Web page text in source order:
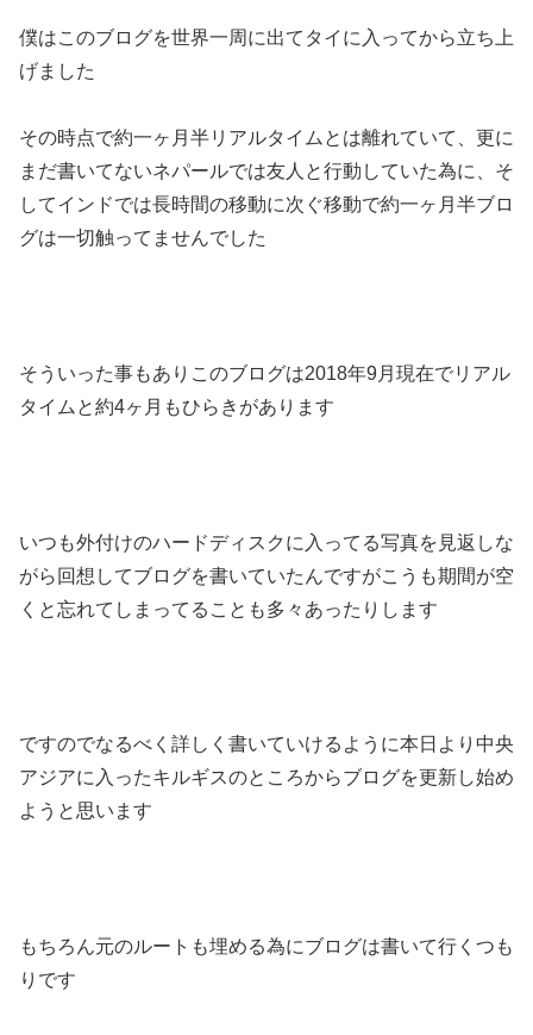
僕はこのブログを世界一周に出てタイに入ってから立ち上
げました
その時点で約一ヶ月半リアルタイムとは離れていて、更に
まだ書いてないネパールでは友人と行動していた為に、そ
してインドでは長時間の移動に次ぐ移動で約一ヶ月半ブロ
グは一切触ってませんでした
そういった事もありこのブログは2018年9月現在でリアル
タイムと約4ヶ月もひらきがあります
いつも外付けのハードディスクに入ってる写真を見返しな
がら回想してブログを書いていたんですがこうも期間が空
くと忘れてしまってることも多々あったりします
ですのでなるべく詳しく書いていけるように本日より中央
アジアに入ったキルギスのところからブログを更新し始め
ようと思います
もちろん元のルートも埋める為にブログは書いて行くつも
りです